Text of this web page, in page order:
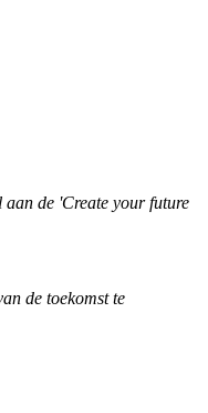
aan de 'Create your future
de toekomst te